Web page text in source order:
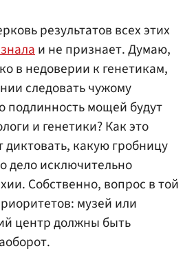
результатов всех этих
и не признает. Думаю,
в недоверии к генетикам,
следовать чужому
подлинность мощей будут
и генетики? Как это
какую гробницу
дело исключительно
Собственно, вопрос в той
музей или
центр должны быть